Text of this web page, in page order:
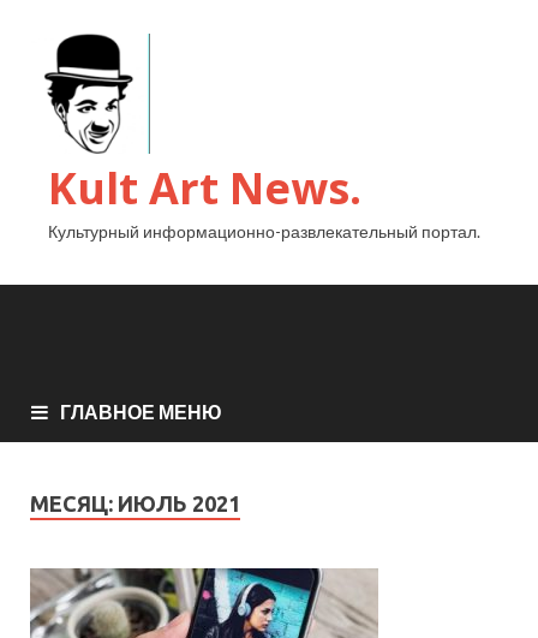
Kult Art News.
Культурный информационно-развлекательный портал.
ГЛАВНОЕ МЕНЮ
МЕСЯЦ: ИЮЛЬ 2021